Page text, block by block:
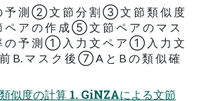
予 測 ② 文 節 分 割 ③ 文 節 類 似 度
ア の 作 成 ⑤ 文 節 ペ ア の マ ス
の 予 測 ① 入 力 文 ペ ア ① 入 力 文
B. マ ス ク 後 ⑦ A と B の 類 似 確
似度の計算 1. GiNZAによる文節